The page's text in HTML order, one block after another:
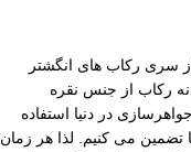
سری رکاب های انگشتر
رکاب از جنس نقره
جواهرسازی در دنیا استفاده
می کنیم. لذا هر زمان